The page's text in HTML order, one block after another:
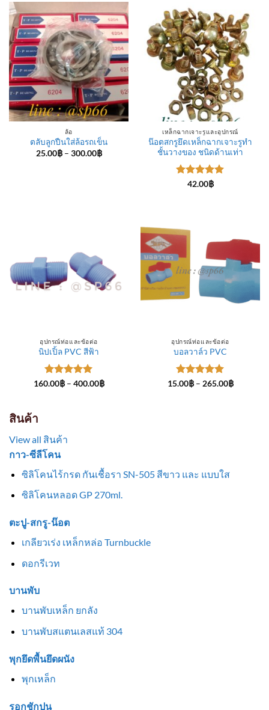
ล้อ
ตลับลูกปืนใส่ล้อรถเข็น
25.00฿ – 300.00฿Price
เหล็กฉากเจาะรูและอุปกรณ์
น๊อตสกรูยึดเหล็กฉากเจาะรูทำ
ชั้นวางของ ชนิดด้านเท่า
ให้คะแนน
42.00฿
อุปกรณ์ท่อและข้อต่อ
นิปเปิ้ล PVC สีฟ้า
ให้คะแนน
160.00฿ – 400.00฿Price
อุปกรณ์ท่อและข้อต่อ
บอลวาล์ว PVC
ให้คะแนน
15.00฿ – 265.00฿Price
สินค้า
View all สินค้า
กาว-ซีลีโคน
ซิลิโคนไร้กรด กันเชื้อรา SN-505 สีขาว และ แบบใส
ซิลิโคนหลอด GP 270ml.
ตะปู-สกรู-น๊อต
เกลียวเร่ง เหล็กหล่อ Turnbuckle
ดอกรีเวท
บานพับ
บานพับเหล็ก ยกลัง
บานพับสแตนเลสแท้ 304
พุกยึดพื้นยึดผนัง
พุกเหล็ก
รอกชักปูน